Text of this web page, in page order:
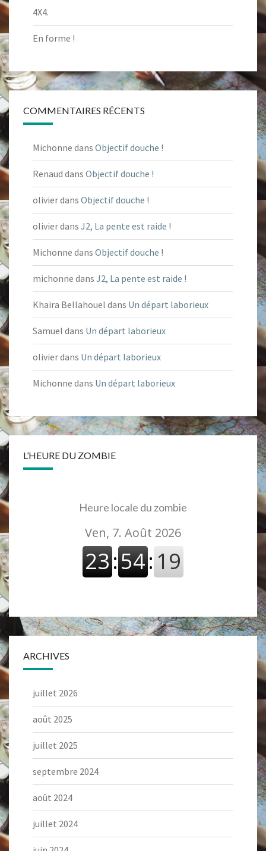
4X4.
En forme !
COMMENTAIRES RÉCENTS
Michonne dans Objectif douche !
Renaud dans Objectif douche !
olivierdans Objectif douche !
olivierdans J2, La pente est raide !
Michonne dans Objectif douche !
michonne dans J2, La pente est raide !
Khaira Bellahouel dans Un départ laborieux
Samuel dans Un départ laborieux
olivierdans Un départ laborieux
Michonne dans Un départ laborieux
L’HEURE DU ZOMBIE
Heure locale du zombie
ARCHIVES
juillet 2026
août 2025
juillet 2025
septembre 2024
août 2024
juillet 2024